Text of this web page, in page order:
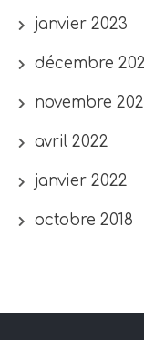
janvier 2023
décembre
novembre
avril 2022
janvier 2022
octobre 2018